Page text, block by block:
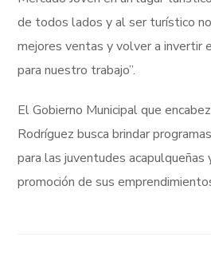
de todos lados y al ser turístico
mejores ventas y volver a invertir
para nuestro trabajo”.
El Gobierno Municipal que
Rodríguez busca brindar
para las juventudes acapulqueñas
promoción de sus